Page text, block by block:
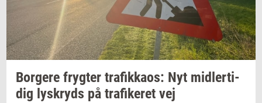
Bor­ge­re fryg­ter tra­fik­ka­os: Nyt mid­ler­ti­
dig lys­kryds på tra­fi­ke­ret vej